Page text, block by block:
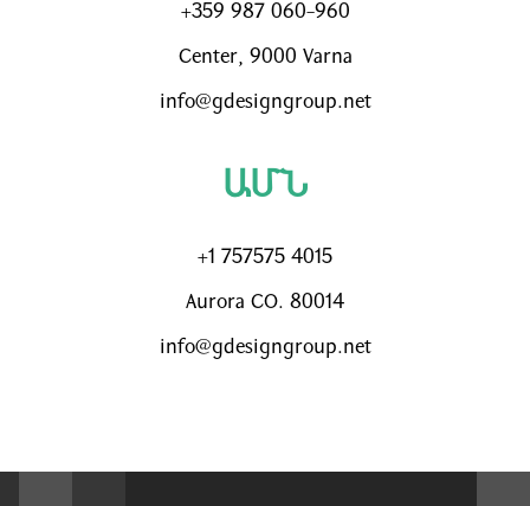
+359 987 060-960
Center, 9000 Varna
info@gdesigngroup.net
ԱՄՆ
+1 757575 4015
Aurora CO. 80014
info@gdesigngroup.net